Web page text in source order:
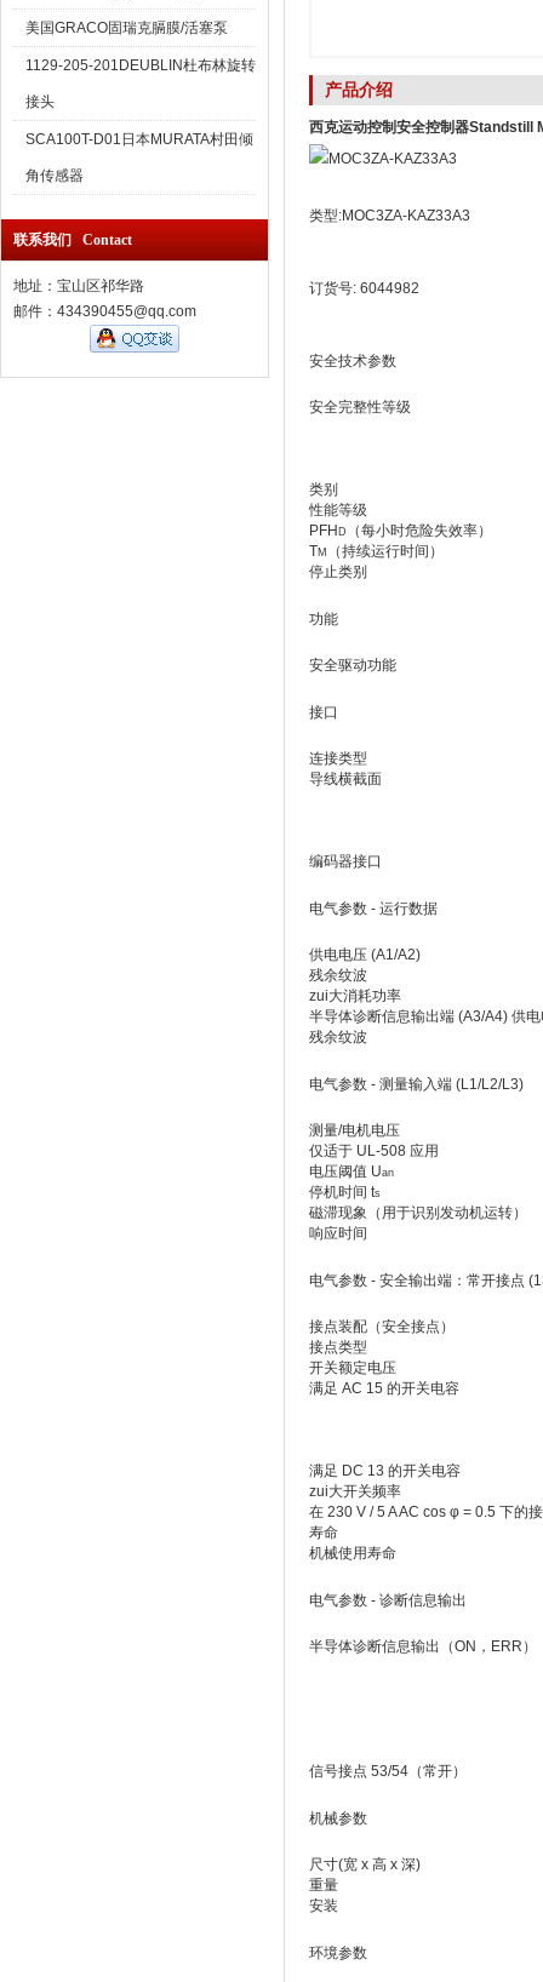
美国GRACO固瑞克膈膜/活塞泵
1129-205-201DEUBLIN杜布林旋转
接头
SCA100T-D01日本MURATA村田倾
角传感器
联系我们 Contact
地址：宝山区祁华路
邮件：434390455@qq.com
产品介绍
西克运动控制安全控制器Standstill
类型:MOC3ZA-KAZ33A3
订货号: 6044982
安全技术参数
安全完整性等级
类别
性能等级
PFH D
（每小时危险失效率）
TM
（持续运行时间）
停止类别
功能
安全驱动功能
接口
连接类型
导线横截面
编码器接口
电气参数 - 运行数据
供电电压 (A1/A2)
残余纹波
zui大消耗功率
半导体诊断信息输出端 (A3/A4) 供
残余纹波
电气参数 - 测量输入端 (L1/L2/L3)
测量/电机电压
仅适于 UL-508 应用
电压阈值 Uan
停机时间 ts
磁滞现象（用于识别发动机运转）
响应时间
电气参数 - 安全输出端：常开接点
接点装配（安全接点）
接点类型
开关额定电压
满足 AC 15 的开关电容
满足 DC 13 的开关电容
zui大开关频率
在 230 V / 5 A AC cos φ = 0.5 下的
寿命
机械使用寿命
电气参数 - 诊断信息输出
半导体诊断信息输出（ON，ERR）
信号接点 53/54（常开）
机械参数
尺寸(宽 x 高 x 深)
重量
安装
环境参数